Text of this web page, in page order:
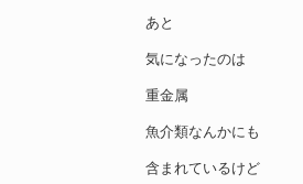
あと
気になったのは
重金属
魚介類なんかにも
含まれているけど